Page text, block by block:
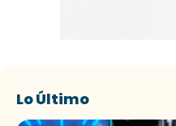
Lo Último